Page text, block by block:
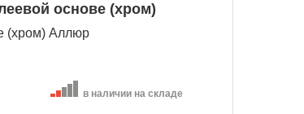
основе (хром)
(хром) Аллюр
в наличии на складе